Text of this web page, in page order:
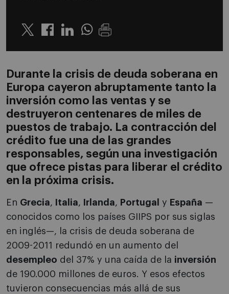
Twitter LinkedinWhatsapp
Durante la crisis de deuda soberana en
Europa cayeron abruptamente tanto la
inversión como las ventas y se
destruyeron centenares de miles de
puestos de trabajo. La contracción del
crédito fue una de las grandes
responsables, según una investigación
que ofrece pistas para liberar el crédito
en la próxima crisis.
En Grecia, Italia, Irlanda, Portugal y España —
conocidos como los países GIIPS por sus siglas
en inglés—, la crisis de deuda soberana de
2009-2011 redundó en un aumento del
desempleo del 37% y una caída de la inversión
de 190.000 millones de euros. Y esos efectos
tuvieron consecuencias más allá de sus